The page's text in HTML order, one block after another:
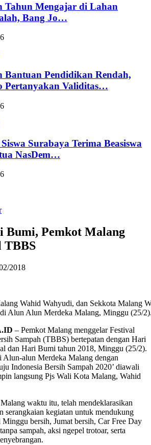
Tahun Mengajar di Lahan
Bang Jo…
Bantuan Pendidikan Rendah,
Pertanyakan Validitas…
Surabaya Terima Beasiswa
NasDem…
Bumi, Pemkot Malang
TBBS
2018
Wahid Wahyudi, dan Sekkota Malang
Alun Alun Merdeka Malang, Minggu (25/
– Pemkot Malang menggelar Festival
Sampah (TBBS) bertepatan dengan Hari
dan Hari Bumi tahun 2018, Minggu (25/2).
Alun-alun Merdeka Malang dengan
Indonesia Bersih Sampah 2020’ diawali
langsung Pjs Wali Kota Malang, Wahid
waktu itu, telah mendeklarasikan
serangkaian kegiatan untuk mendukung
bersih, Jumat bersih, Car Free Day
sampah, aksi ngepel trotoar, serta